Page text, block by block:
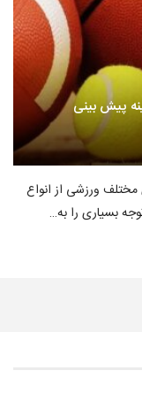
پیش بینی
ورزشی از انواع
بسیاری را به…